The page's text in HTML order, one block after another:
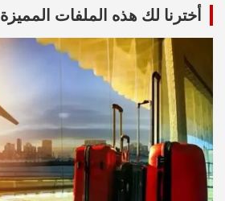
أخترنا لك هذه الملفات المميزة